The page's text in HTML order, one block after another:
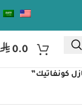
⃁ 0.0
كونفاتيك”